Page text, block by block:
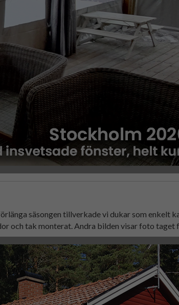
säsongen tillverkade vi dukar som enkelt
och tak monterat. Andra bilden visar foto taget